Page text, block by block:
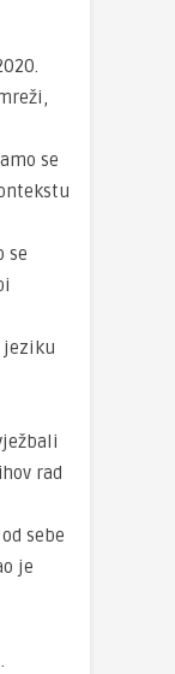
se
se
jeziku
rad
sebe
je